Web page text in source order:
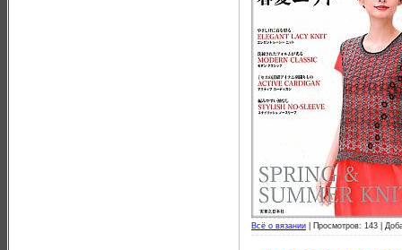
Всё о вязании Просмотров: 143 |